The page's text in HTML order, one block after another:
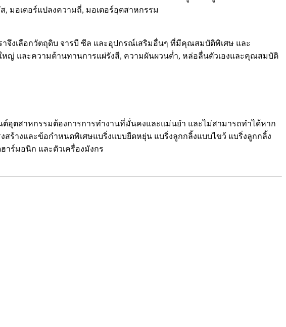
, มอเตอร์แปลงความถี่, มอเตอร์อุตสาหกรรม
จึงเลือกวัตถุดิบ จารบี ซีล และอุปกรณ์เสริมอื่นๆ ที่มีคุณสมบัติพิเศษ และ
หญ่ และความต้านทานการแผ่รังสี, ความผันผวนต่ำ, หล่อลื่นตัวเองและคุณสมบัติ
อุตสาหกรรมต้องการการทำงานที่มั่นคงและแม่นยำ และไม่สามารถทำได้หาก
างและข้อกำหนดพิเศษแบริ่งแบบยืดหยุ่น แบริ่งลูกกลิ้งแบบไขว้ แบริ่งลูกกลิ้ง
าร์มอนิก และตัวเครื่องมังกร